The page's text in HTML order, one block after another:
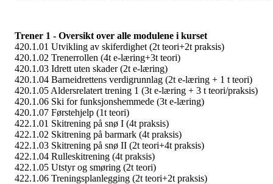
Trener 1 - Oversikt over alle modulene i kurset
420.1.01 Utvikling av skiferdighet (2t teori+2t praksis)
420.1.02 Trenerrollen (4t e-læring+3t teori)
420.1.03 Idrett uten skader (2t e-læring)
420.1.04 Barneidrettens verdigrunnlag (2t e-læring + 1 t teori)
420.1.05 Aldersrelatert trening 1 (3t e-læring + 3 t teori/praksis)
420.1.06 Ski for funksjonshemmede (3t e-læring)
420.1.07 Førstehjelp (1t teori)
422.1.01 Skitrening på snø I (4t praksis)
422.1.02 Skitrening på barmark (4t praksis)
422.1.03 Skitrening på snø II (2t teori+4t praksis)
422.1.04 Rulleskitrening (4t praksis)
422.1.05 Utstyr og smøring (2t teori)
422.1.06 Treningsplanlegging (2t teori+2t praksis)